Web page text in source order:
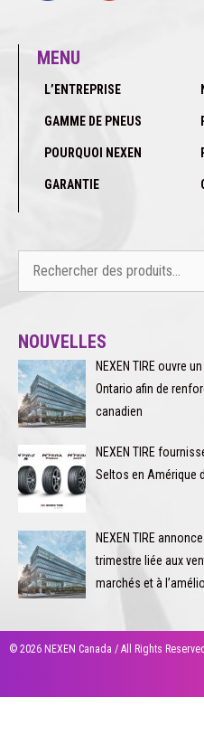
MENU
L’ENTREPRISE
GAMME DE PNEUS
POURQUOI NEXEN
GARANTIE
NOUVELLES
NEXEN TIRE ouvre
Ontario afin de
canadien
NEXEN TIRE
Seltos en Amérique
NEXEN TIRE
trimestre liée aux
marchés et à
© 2026 NEXEN Canada / All Rights